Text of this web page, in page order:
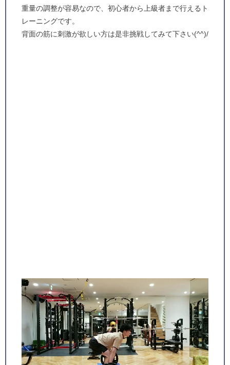
重量の調整が容易なので、初心者から上級者まで行えるト
レーニングです。
背面の筋に刺激が欲しい方は是非挑戦してみて下さい(^^)/